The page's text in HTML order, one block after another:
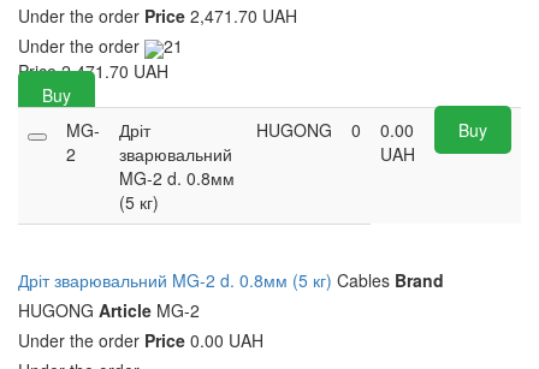
Under the order Price 2,471.70 UAH
Under the order
21
Price 2,471.70 UAH
Buy
MG-
2
Дріт
зварювальний
MG-2 d. 0.8мм
(5 кг)
HUGONG 0
0.00
UAH
Buy
Дріт зварювальний MG-2 d. 0.8мм (5 кг) Cables Brand
HUGONG Article MG-2
Under the order Price 0.00 UAH